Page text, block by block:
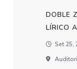
DOBLE
LÍRICO
Set 25,